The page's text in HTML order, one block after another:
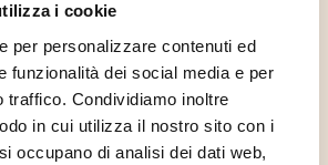
i cookie
per personalizzare contenuti ed
funzionalità dei social media e per
traffico. Condividiamo inoltre
in cui utilizza il nostro sito con i
occupano di analisi dei dati web,